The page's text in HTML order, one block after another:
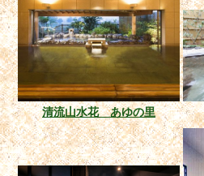
清流山水花 あゆの里